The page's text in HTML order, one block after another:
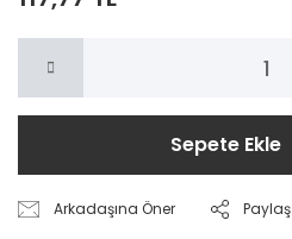
Sepete Ekle
Arkadaşına Öner Paylaş